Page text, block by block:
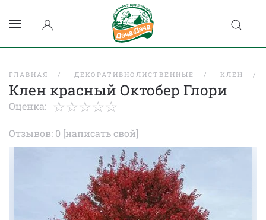
ГЛАВНАЯ ДЕКОРАТИВНОЛИСТВЕННЫЕ КЛЕН
Клен красный Октобер Глори
Оценка:
Отзывов: 0 [написать свой]